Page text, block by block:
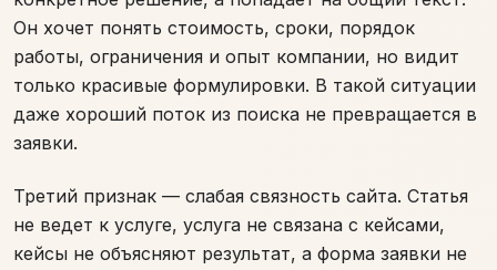
Он хочет понять стоимость, сроки, порядок
работы, ограничения и опыт компании, но видит
только красивые формулировки. В такой ситуации
даже хороший поток из поиска не превращается в
заявки.
Третий признак — слабая связность сайта. Статья
не ведет к услуге, услуга не связана с кейсами,
кейсы не объясняют результат, а форма заявки не